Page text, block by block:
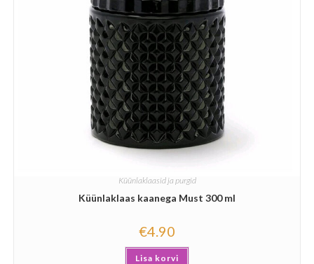
Küünlaklaasid ja purgid
Küünlaklaas kaanega Must 300 ml
€4.90
Lisa korvi